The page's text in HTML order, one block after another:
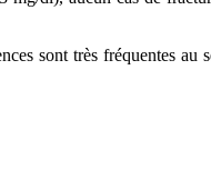
sont très fréquentes au